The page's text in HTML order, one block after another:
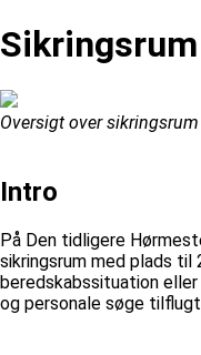
Sikringsrum
Oversigt over
Intro
På Den tidligere
sikringsrum med plads
beredskabssituation
og personale søge tilflugt